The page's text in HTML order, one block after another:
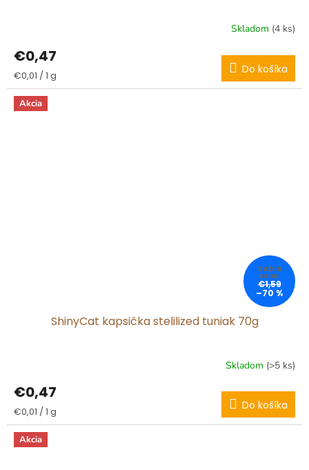
Skladom (4 ks)
€0,47
Jednotková
cena:
€0,01 / 1 g Do košíka
Akcia
€1,59
–70 %
ShinyCat kapsička stelilized tuniak 70g
Skladom (>5 ks)
€0,47
Jednotková
cena:
€0,01 / 1 g Do košíka
Akcia